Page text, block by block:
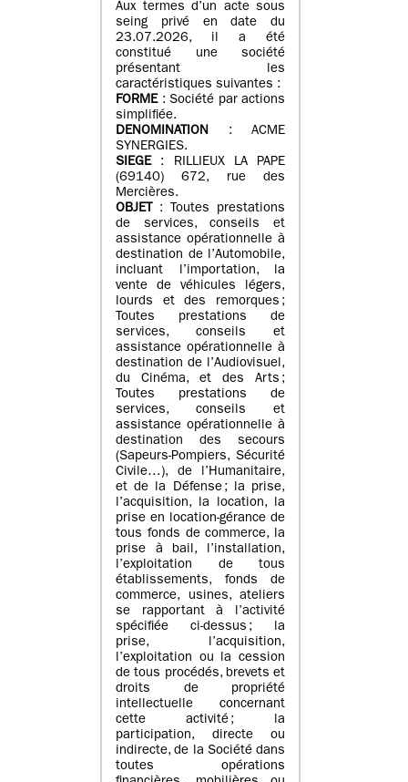
Aux termes d’un acte sous
seing privé en date du
23.07.2026, il a été
constitué une société
présentant les
caractéristiques suivantes :
FORME: Société par actions
simplifiée.
DENOMINATION : ACME
SYNERGIES.
SIEGE: RILLIEUX LA PAPE
(69140) 672, rue des
Mercières.
OBJET
: Toutes prestations
de services, conseils et
assistance opérationnelle à
destination de l’Automobile,
incluant l’importation, la
vente de véhicules légers,
lourds et des remorques ;
Toutes prestations de
services, conseils et
assistance opérationnelle à
destination de l’Audiovisuel,
du Cinéma, et des Arts ;
Toutes prestations de
services, conseils et
assistance opérationnelle à
destination des secours
(Sapeurs-Pompiers, Sécurité
Civile…), de l’Humanitaire,
et de la Défense ; la prise,
l’acquisition, la location, la
prise en location-gérance de
tous fonds de commerce, la
prise à bail, l’installation,
l’exploitation de tous
établissements, fonds de
commerce, usines, ateliers
se rapportant à l’activité
spécifiée ci-dessus ; la
prise, l’acquisition,
l’exploitation ou la cession
de tous procédés, brevets et
droits de propriété
intellectuelle concernant
cette activité ; la
participation, directe ou
indirecte, de la Société dans
toutes opérations